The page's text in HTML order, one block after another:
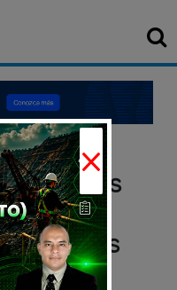
al
para
útil de los
×